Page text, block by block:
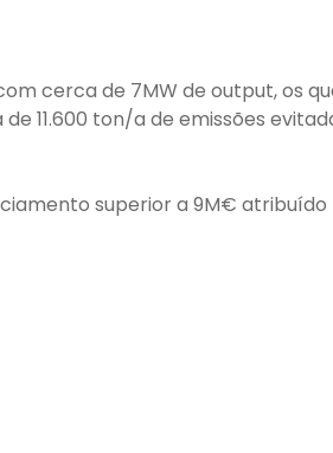
cerca de 7MW de output, os
11.600 ton/a de emissões
superior a 9M€ atribuído